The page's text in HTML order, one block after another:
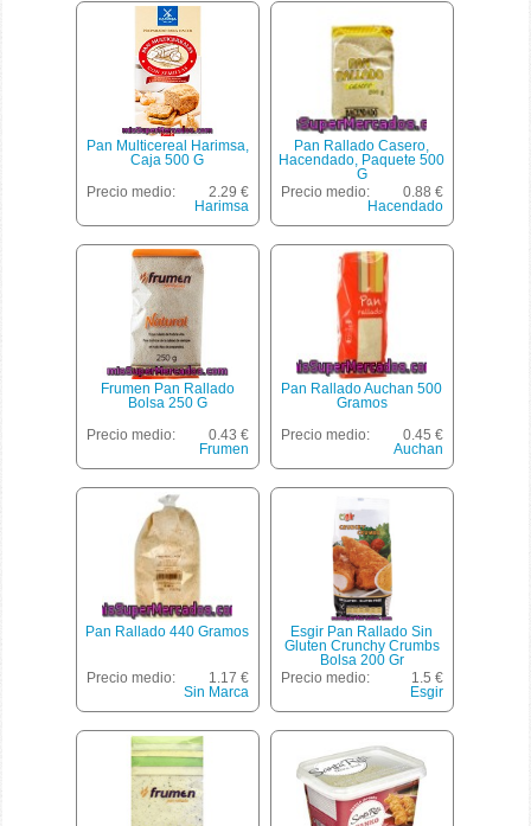
Pan Multicereal Harimsa,
Caja 500 G
Precio medio:
2.29 €
Harimsa
Pan Rallado Casero,
Hacendado, Paquete 500
G
Precio medio:
0.88 €
Hacendado
Frumen Pan Rallado
Bolsa 250 G
Precio medio:
0.43 €
Frumen
Pan Rallado Auchan 500
Gramos
Precio medio:
0.45 €
Auchan
Pan Rallado 440 Gramos
Precio medio:
1.17 €
Sin Marca
Esgir Pan Rallado Sin
Gluten Crunchy Crumbs
Bolsa 200 Gr
Precio medio:
1.5 €
Esgir